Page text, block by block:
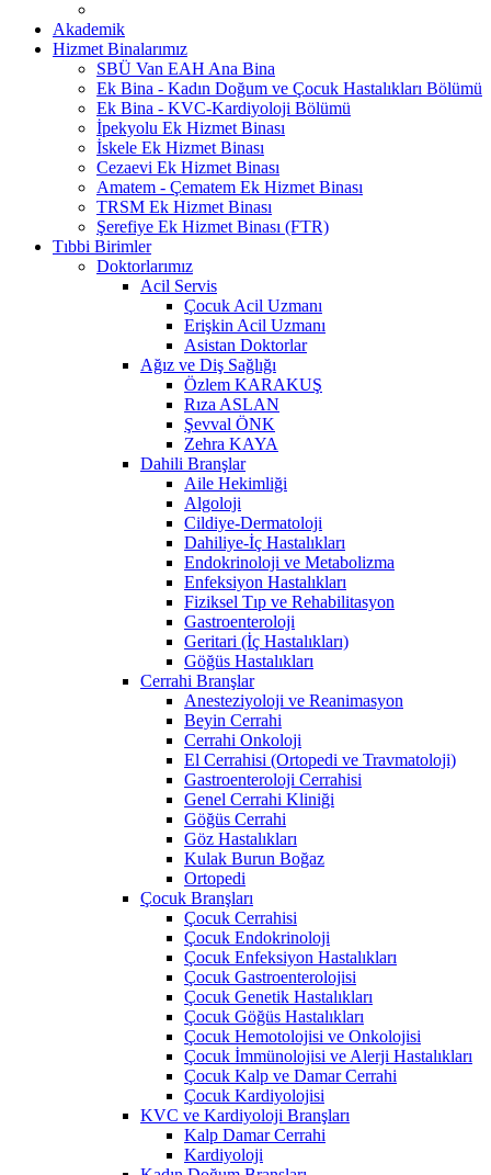
Akademik
Hizmet Binalarımız
SBÜ Van EAH Ana Bina
Ek Bina - Kadın Doğum ve Çocuk Hastalıkları Bölümü
Ek Bina - KVC-Kardiyoloji Bölümü
İpekyolu Ek Hizmet Binası
İskele Ek Hizmet Binası
Cezaevi Ek Hizmet Binası
Amatem - Çematem Ek Hizmet Binası
TRSM Ek Hizmet Binası
Şerefiye Ek Hizmet Binası (FTR)
Tıbbi Birimler
Doktorlarımız
Acil Servis
Çocuk Acil Uzmanı
Erişkin Acil Uzmanı
Asistan Doktorlar
Ağız ve Diş Sağlığı
Özlem KARAKUŞ
Rıza ASLAN
Şevval ÖNK
Zehra KAYA
Dahili Branşlar
Aile Hekimliği
Algoloji
Cildiye-Dermatoloji
Dahiliye-İç Hastalıkları
Endokrinoloji ve Metabolizma
Enfeksiyon Hastalıkları
Fiziksel Tıp ve Rehabilitasyon
Gastroenteroloji
Geritari (İç Hastalıkları)
Göğüs Hastalıkları
Cerrahi Branşlar
Anesteziyoloji ve Reanimasyon
Beyin Cerrahi
Cerrahi Onkoloji
El Cerrahisi (Ortopedi ve Travmatoloji)
Gastroenteroloji Cerrahisi
Genel Cerrahi Kliniği
Göğüs Cerrahi
Göz Hastalıkları
Kulak Burun Boğaz
Ortopedi
Çocuk Branşları
Çocuk Cerrahisi
Çocuk Endokrinoloji
Çocuk Enfeksiyon Hastalıkları
Çocuk Gastroenterolojisi
Çocuk Genetik Hastalıkları
Çocuk Göğüs Hastalıkları
Çocuk Hemotolojisi ve Onkolojisi
Çocuk İmmünolojisi ve Alerji Hastalıkları
Çocuk Kalp ve Damar Cerrahi
Çocuk Kardiyolojisi
KVC ve Kardiyoloji Branşları
Kalp Damar Cerrahi
Kardiyoloji